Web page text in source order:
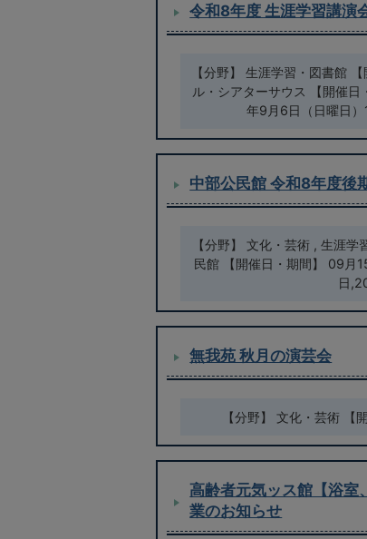
令和8年度 生涯学習講演
【分野】 生涯学習・図書館
ル・シアターサウス 【開催
年9月6日（日曜日
中部公民館 令和8年度後
【分野】 文化・芸術 , 生涯
民館 【開催日・期間】 09月
日
無我苑 秋月の演芸会
【分野】 文化・芸術 【
高齢者元気ッス館【浴室
業のお知らせ